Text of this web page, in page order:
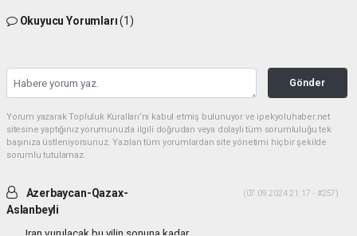
Okuyucu Yorumları(1)
Gönder
Yorum yazarak Topluluk Kuralları’nı kabul etmiş bulunuyor ve ipekyoluhaber.net
sitesine yaptığınız yorumunuzla ilgili doğrudan veya dolaylı tüm sorumluluğu tek
başınıza üstleniyorsunuz. Yazılan tüm yorumlardan site yönetimi hiçbir şekilde
sorumlu tutulamaz.
Azerbaycan-Qazax-
Aslanbeyli
(07.09.2024 21:17 - #257)
Iran vurulacak bu yilin sonuna kadar...